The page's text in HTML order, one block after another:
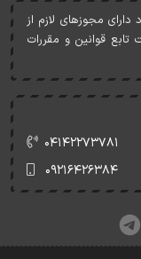
مجوزهای لازم از
قوانين و مقررات
۰۴۱۴۲۲۷۳۷۸۱
۰۹۲۱۶۴۲۶۳۸۴